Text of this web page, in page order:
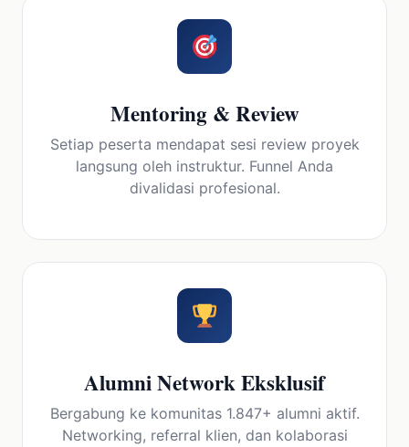
Mentoring & Review
Setiap peserta mendapat sesi review proyek
langsung oleh instruktur. Funnel Anda
divalidasi profesional.
Alumni Network Eksklusif
Bergabung ke komunitas 1.847+ alumni aktif.
Networking, referral klien, dan kolaborasi